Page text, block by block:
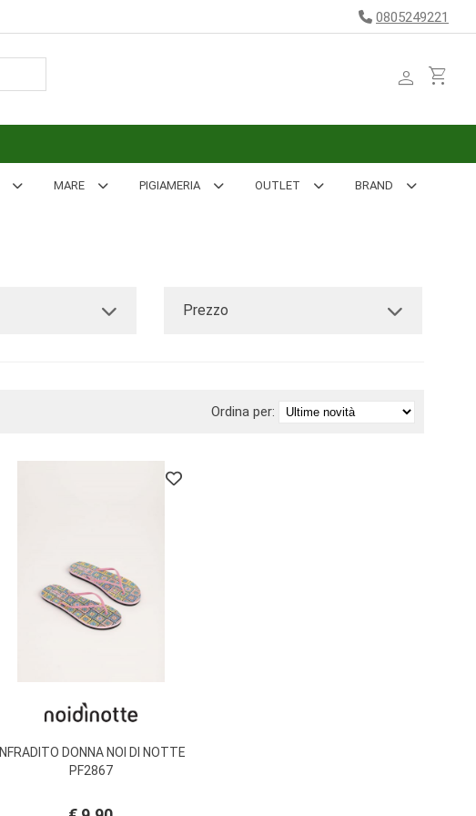
0805249221
person shopping_cart
MARE PIGIAMERIA OUTLET BRAND
Prezzo
Ordina per:
INFRADITO DONNA NOI DI NOTTE
PF2867